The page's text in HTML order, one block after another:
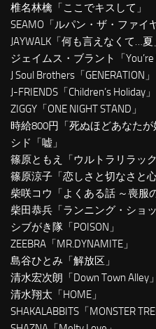
椎名林檎「ここでキスして」
SEAMO「ルパン・ザ・ファイ
JAYWALK「何も言えなくて…夏
ジェイムス・ブラント「You’re
J Soul Brothers「GENERATION」
J-FRIENDS「Children’s Holiday」
ZIGGY「ONE NIGHT STAND」
時給800円「死ぬほどあなたが
シド「嘘」
篠原ともえ「ウルトラリラック
篠原涼子「恋しさと切なさと心
柴咲コウ「よくある話 ～喪服
柴田恭兵「ランニング・ショッ
シブがき隊「POISON」
ZEEBRA「MR.DYNAMITE」
島谷ひとみ「解放区」
清水宏次朗「Down Town Alley」
清水翔太「HOME」
SHAKALABBITS「MONSTER